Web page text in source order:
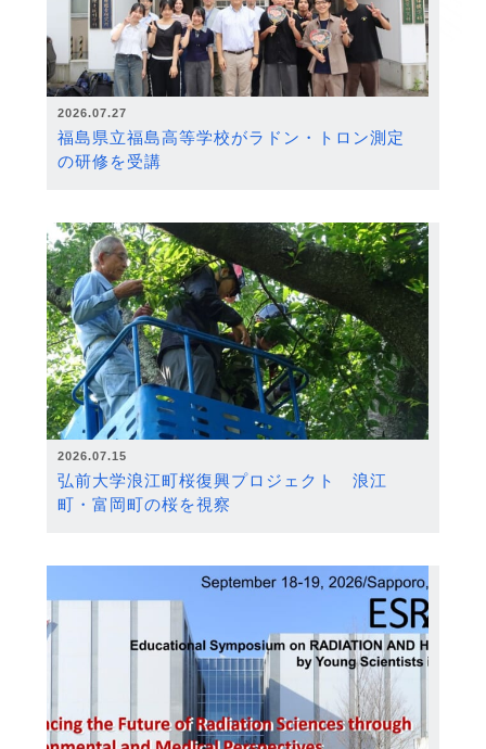
2026.07.27
福島県立福島高等学校がラドン・トロン測定
の研修を受講
2026.07.15
弘前大学浪江町桜復興プロジェクト 浪江
町・富岡町の桜を視察